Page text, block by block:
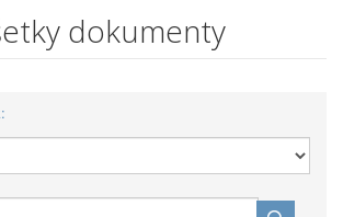
dokumenty